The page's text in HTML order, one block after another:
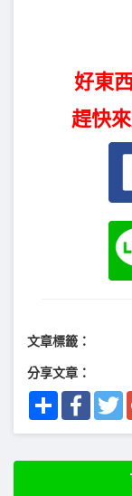
好東
趕快
文章標籤：
分享文章：
Share